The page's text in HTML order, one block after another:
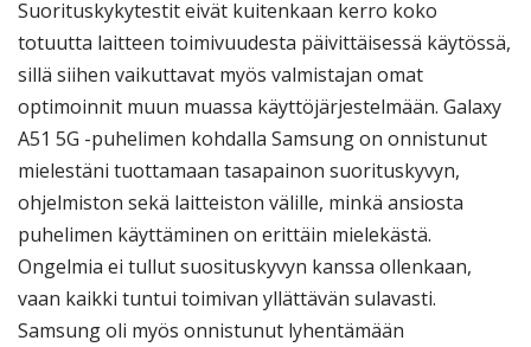
Suorituskykytestit eivät kuitenkaan kerro koko
totuutta laitteen toimivuudesta päivittäisessä käytössä,
sillä siihen vaikuttavat myös valmistajan omat
optimoinnit muun muassa käyttöjärjestelmään. Galaxy
A51 5G -puhelimen kohdalla Samsung on onnistunut
mielestäni tuottamaan tasapainon suorituskyvyn,
ohjelmiston sekä laitteiston välille, minkä ansiosta
puhelimen käyttäminen on erittäin mielekästä.
Ongelmia ei tullut suosituskyvyn kanssa ollenkaan,
vaan kaikki tuntui toimivan yllättävän sulavasti.
Samsung oli myös onnistunut lyhentämään